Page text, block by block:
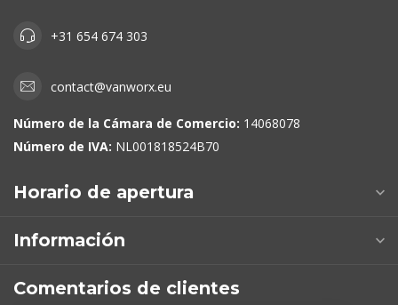
+31 654 674 303
contact@vanworx.eu
Número de la Cámara de Comercio: 14068078
Número de IVA: NL001818524B70
Horario de apertura
Información
Comentarios de clientes